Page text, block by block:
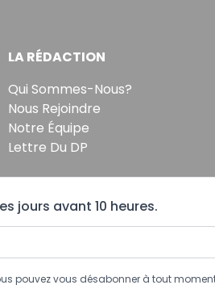
LA RÉDACTION
Qui Sommes-Nous?
Nous Rejoindre
Notre Équipe
Lettre Du DP
jours avant 10 heures.
pouvez vous désabonner à tout